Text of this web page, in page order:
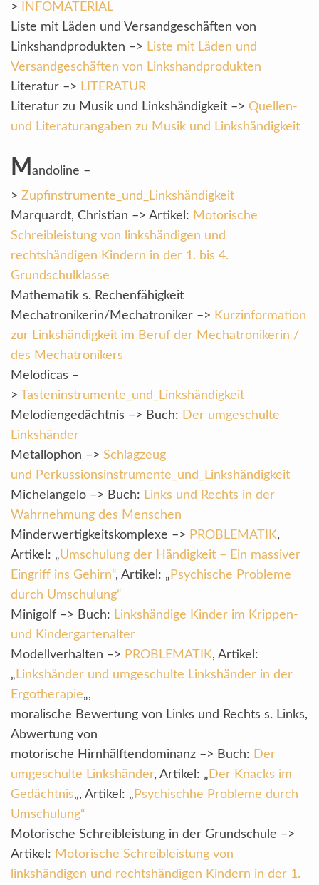
>
INFOMATERIAL
Liste mit Läden und Versandgeschäften von
Linkshandprodukten –> Liste mit Läden und
Versandgeschäften von Linkshandprodukten
Literatur –> LITERATUR
Literatur zu Musik und Linkshändigkeit –> Quellen-
und Literaturangaben zu Musik und Linkshändigkeit
M andoline –
> Zupfinstrumente_und_Linkshändigkeit
Marquardt, Christian –> Artikel: Motorische
Schreibleistung von linkshändigen und
rechtshändigen Kindern in der 1. bis 4.
Grundschulklasse
Mathematik s. Rechenfähigkeit
Mechatronikerin/Mechatroniker –> Kurzinformation
zur Linkshändigkeit im Beruf der Mechatronikerin /
des Mechatronikers
Melodicas –
> Tasteninstrumente_und_Linkshändigkeit
Melodiengedächtnis –> Buch: Der umgeschulte
Linkshänder
Metallophon –> Schlagzeug
und Perkussionsinstrumente_und_Linkshändigkeit
Michelangelo –> Buch: Links und Rechts in der
Wahrnehmung des Menschen
Minderwertigkeitskomplexe –> PROBLEMATIK,
Artikel: „Umschulung der Händigkeit – Ein massiver
Eingriff ins Gehirn“, Artikel: „ Psychische Probleme
durch Umschulung“
Minigolf –> Buch: Linkshändige Kinder im Krippen-
und Kindergartenalter
Modellverhalten –> PROBLEMATIK, Artikel:
„ Linkshänder und umgeschulte Linkshänder in der
Ergotherapie„,
moralische Bewertung von Links und Rechts s. Links,
Abwertung von
motorische Hirnhälftendominanz –> Buch: Der
umgeschulte Linkshänder, Artikel: „ Der Knacks im
Gedächtnis„, Artikel: „ Psychischhe Probleme durch
Umschulung“
Motorische Schreibleistung in der Grundschule –>
Artikel: Motorische Schreibleistung von
linkshändigen und rechtshändigen Kindern in der 1.